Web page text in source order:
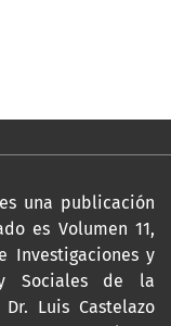
una publicación
es Volumen 11,
Investigaciones y
y Sociales de la
Luis Castelazo